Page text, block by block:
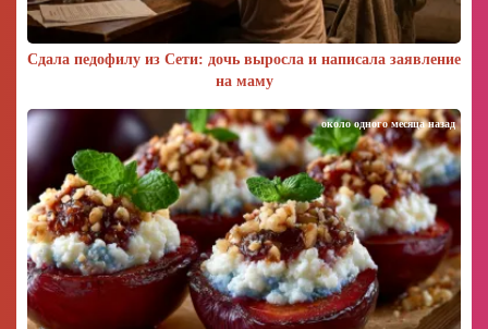
Сдала педофилу из Сети: дочь выросла и написала заявление
на маму
около одного месяца назад